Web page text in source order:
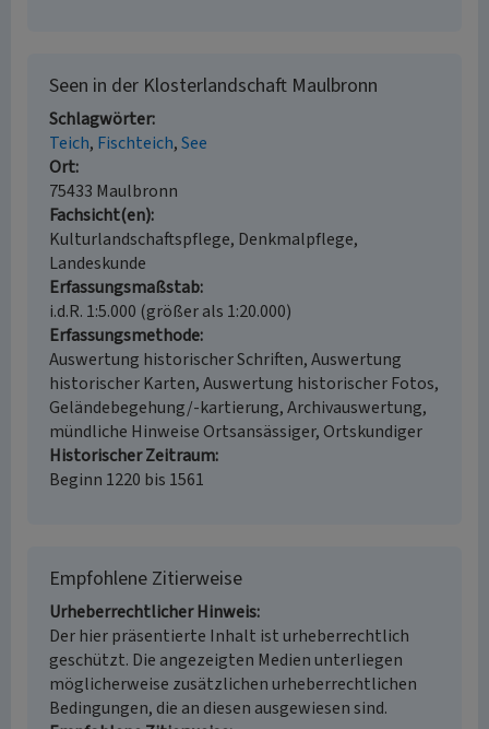
Seen in der Klosterlandschaft Maulbronn
Schlagwörter
Teich Fischteich See
Ort
75433 Maulbronn
Fachsicht(en)
Kulturlandschaftspflege, Denkmalpflege,
Landeskunde
Erfassungsmaßstab
i.d.R. 1:5.000 (größer als 1:20.000)
Erfassungsmethode
Auswertung historischer Schriften, Auswertung
historischer Karten, Auswertung historischer Fotos,
Geländebegehung/-kartierung, Archivauswertung,
mündliche Hinweise Ortsansässiger, Ortskundiger
Historischer Zeitraum
Beginn 1220 bis 1561
Empfohlene Zitierweise
Urheberrechtlicher Hinweis
Der hier präsentierte Inhalt ist urheberrechtlich
geschützt. Die angezeigten Medien unterliegen
möglicherweise zusätzlichen urheberrechtlichen
Bedingungen, die an diesen ausgewiesen sind.